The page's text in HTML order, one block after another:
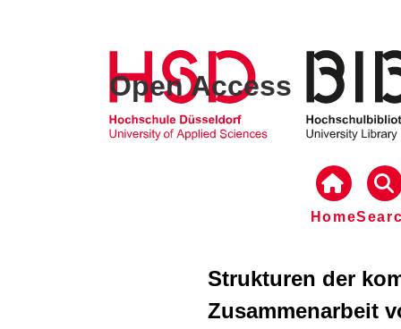
Open Access
Home
Strukturen der
Zusammenarbeit